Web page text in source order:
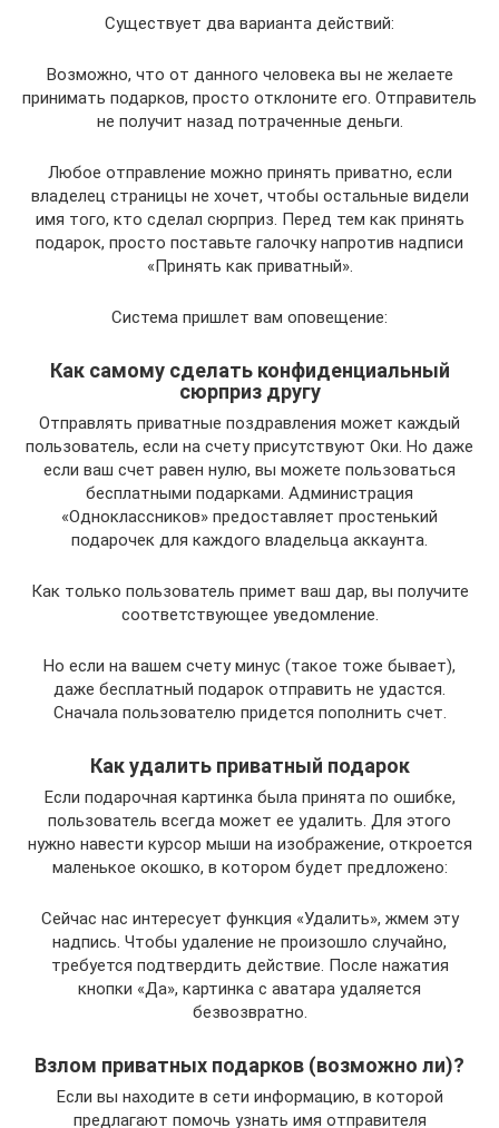
Существует два варианта действий:
Возможно, что от данного человека вы не желаете
принимать подарков, просто отклоните его. Отправитель
не получит назад потраченные деньги.
Любое отправление можно принять приватно, если
владелец страницы не хочет, чтобы остальные видели
имя того, кто сделал сюрприз. Перед тем как принять
подарок, просто поставьте галочку напротив надписи
«Принять как приватный».
Система пришлет вам оповещение:
Как самому сделать конфиденциальный
сюрприз другу
Отправлять приватные поздравления может каждый
пользователь, если на счету присутствуют Оки. Но даже
если ваш счет равен нулю, вы можете пользоваться
бесплатными подарками. Администрация
«Одноклассников» предоставляет простенький
подарочек для каждого владельца аккаунта.
Как только пользователь примет ваш дар, вы получите
соответствующее уведомление.
Но если на вашем счету минус (такое тоже бывает),
даже бесплатный подарок отправить не удастся.
Сначала пользователю придется пополнить счет.
Как удалить приватный подарок
Если подарочная картинка была принята по ошибке,
пользователь всегда может ее удалить. Для этого
нужно навести курсор мыши на изображение, откроется
маленькое окошко, в котором будет предложено:
Сейчас нас интересует функция «Удалить», жмем эту
надпись. Чтобы удаление не произошло случайно,
требуется подтвердить действие. После нажатия
кнопки «Да», картинка с аватара удаляется
безвозвратно.
Взлом приватных подарков (возможно ли)?
Если вы находите в сети информацию, в которой
предлагают помочь узнать имя отправителя